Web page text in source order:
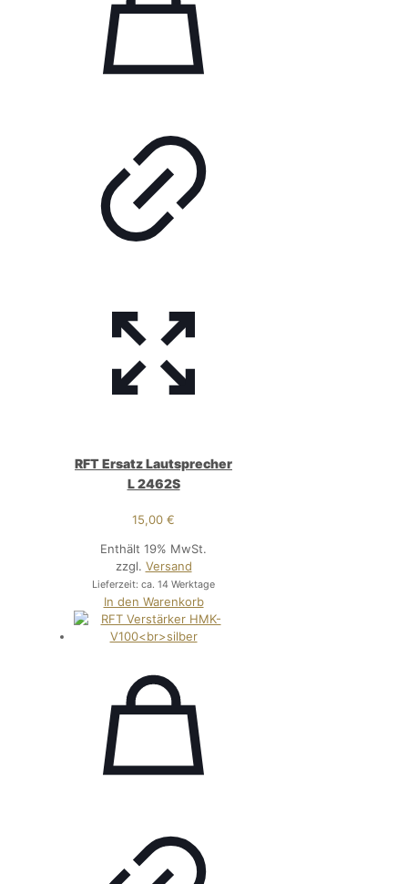
RFT Ersatz Lautsprecher
L 2462S
15,00€
Enthält 19% MwSt.
zzgl. Versand
Lieferzeit: ca. 14 Werktage
In den Warenkorb